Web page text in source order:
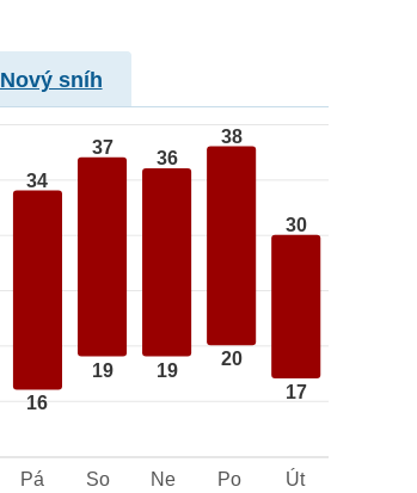
Nový sníh
34
16
37
19
36
19
38
20
30
17
Pá So Ne Po Út